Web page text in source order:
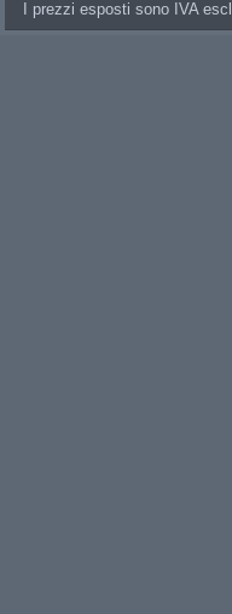
I prezzi esposti sono IVA